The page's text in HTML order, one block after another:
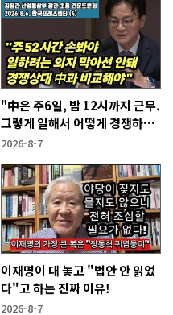
"中은 주6일, 밤 12시까지 근무.
그렇게 일해서 어떻게 경쟁하냐
반문하더라"
2026-8-7
이재명이 대 놓고 "법안 안 읽었
다"고 하는 진짜 이유!
2026-8-7